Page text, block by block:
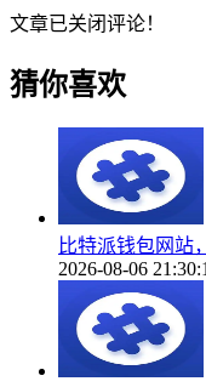
文章已关闭评论！
猜你喜欢
比特派钱包网站
2026-08-06